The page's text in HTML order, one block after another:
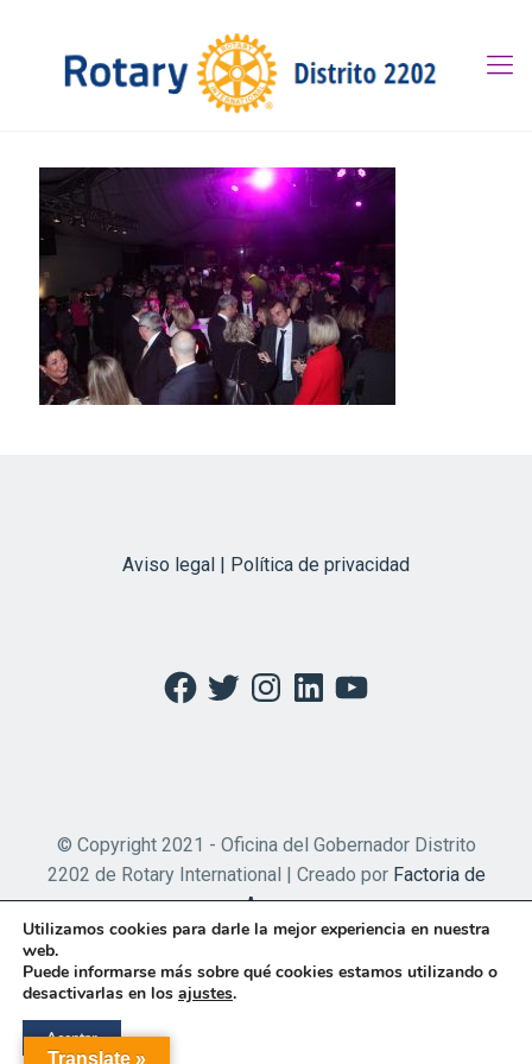
Aviso legal | Política de privacidad
Facebook
TwitterInstagramLinkedInYouTube
© Copyright 2021 - Oficina del Gobernador Distrito
2202 de Rotary International | Creado por Factoria de
Apps
Translate »
Utilizamos cookies para darle la mejor experiencia en nuestra
web.
Puede informarse más sobre qué cookies estamos utilizando o
desactivarlas en los ajustes.
Aceptar